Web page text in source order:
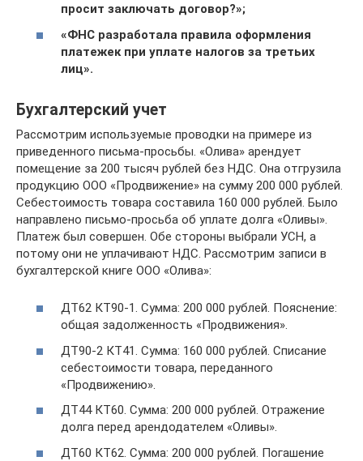
просит заключать договор?»;
«ФНС разработала правила оформления
платежек при уплате налогов за третьих
лиц».
Бухгалтерский учет
Рассмотрим используемые проводки на примере из
приведенного письма-просьбы. «Олива» арендует
помещение за 200 тысяч рублей без НДС. Она отгрузила
продукцию ООО «Продвижение» на сумму 200 000 рублей.
Себестоимость товара составила 160 000 рублей. Было
направлено письмо-просьба об уплате долга «Оливы».
Платеж был совершен. Обе стороны выбрали УСН, а
потому они не уплачивают НДС. Рассмотрим записи в
бухгалтерской книге ООО «Олива»:
ДТ62 КТ90-1. Сумма: 200 000 рублей. Пояснение:
общая задолженность «Продвижения».
ДТ90-2 КТ41. Сумма: 160 000 рублей. Списание
себестоимости товара, переданного
«Продвижению».
ДТ44 КТ60. Сумма: 200 000 рублей. Отражение
долга перед арендодателем «Оливы».
ДТ60 КТ62. Сумма: 200 000 рублей. Погашение